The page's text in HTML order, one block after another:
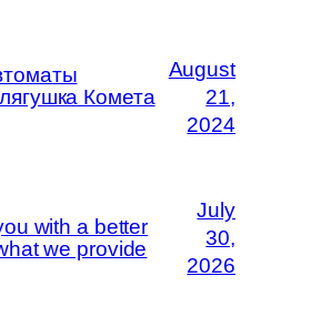
Комета
August
21,
2024
with a better
we provide
July
30,
2026